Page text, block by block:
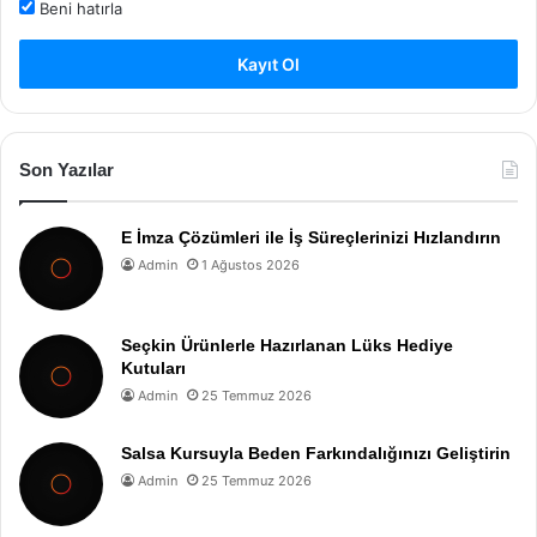
Beni hatırla
Kayıt Ol
Son Yazılar
E İmza Çözümleri ile İş Süreçlerinizi Hızlandırın
Admin 1 Ağustos 2026
Seçkin Ürünlerle Hazırlanan Lüks Hediye
Kutuları
Admin 25 Temmuz 2026
Salsa Kursuyla Beden Farkındalığınızı Geliştirin
Admin 25 Temmuz 2026